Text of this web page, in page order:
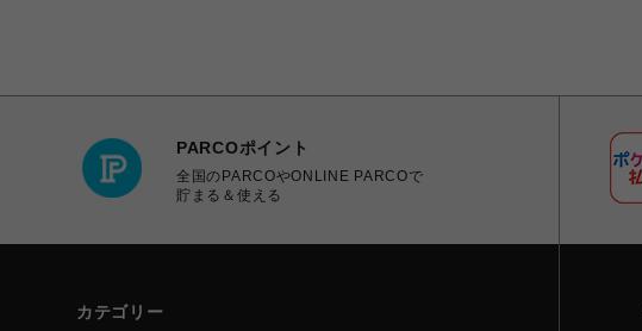
PARCOポイント
全国のPARCOやONLINE PARCOで
貯まる＆使える
カテゴリー